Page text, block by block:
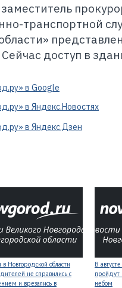
транспортной
доступ в
в Google
в Яндекс.Новостях
в Яндекс.Дзен
в Новгородской области
не справились с
и врезались в
В
небом